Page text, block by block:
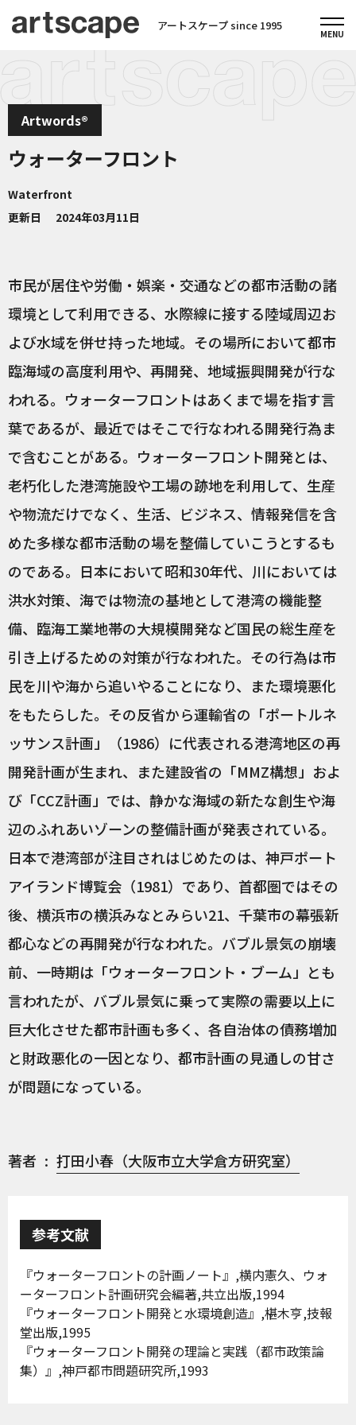
アートスケープ since 1995
Artwords®
ウォーターフロント
Waterfront
更新日
2024年03月11日
市民が居住や労働・娯楽・交通などの都市活動の諸
環境として利用できる、水際線に接する陸域周辺お
よび水域を併せ持った地域。その場所において都市
臨海域の高度利用や、再開発、地域振興開発が行な
われる。ウォーターフロントはあくまで場を指す言
葉であるが、最近ではそこで行なわれる開発行為ま
で含むことがある。ウォーターフロント開発とは、
老朽化した港湾施設や工場の跡地を利用して、生産
や物流だけでなく、生活、ビジネス、情報発信を含
めた多様な都市活動の場を整備していこうとするも
のである。日本において昭和30年代、川においては
洪水対策、海では物流の基地として港湾の機能整
備、臨海工業地帯の大規模開発など国民の総生産を
引き上げるための対策が行なわれた。その行為は市
民を川や海から追いやることになり、また環境悪化
をもたらした。その反省から運輸省の「ポートルネ
ッサンス計画」（1986）に代表される港湾地区の再
開発計画が生まれ、また建設省の「MMZ構想」およ
び「CCZ計画」では、静かな海域の新たな創生や海
辺のふれあいゾーンの整備計画が発表されている。
日本で港湾部が注目されはじめたのは、神戸ポート
アイランド博覧会（1981）であり、首都圏ではその
後、横浜市の横浜みなとみらい21、千葉市の幕張新
都心などの再開発が行なわれた。バブル景気の崩壊
前、一時期は「ウォーターフロント・ブーム」とも
言われたが、バブル景気に乗って実際の需要以上に
巨大化させた都市計画も多く、各自治体の債務増加
と財政悪化の一因となり、都市計画の見通しの甘さ
が問題になっている。
著者 打田小春（大阪市立大学倉方研究室）
参考文献
『ウォーターフロントの計画ノート』,横内憲久、ウォ
ーターフロント計画研究会編著,共立出版,1994
『ウォーターフロント開発と水環境創造』,椹木亨,技報
堂出版,1995
『ウォーターフロント開発の理論と実践（都市政策論
集）』,神戸都市問題研究所,1993